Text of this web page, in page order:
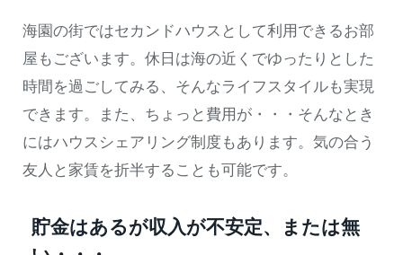
海園の街ではセカンドハウスとして利用できるお部
屋もございます。休日は海の近くでゆったりとした
時間を過ごしてみる、そんなライフスタイルも実現
できます。また、ちょっと費用が・・・そんなとき
にはハウスシェアリング制度もあります。気の合う
友人と家賃を折半することも可能です。
貯金はあるが収入が不安定、または無